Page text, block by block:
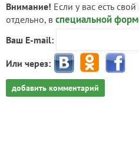
Внимание! Если у вас есть
отдельно, в специальной
Ваш E-mail:
Или через:
добавить комментарий